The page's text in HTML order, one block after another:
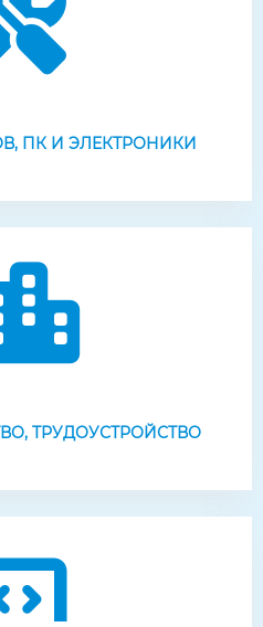
ПК И ЭЛЕКТРОНИКИ
ТРУДОУСТРОЙСТВО